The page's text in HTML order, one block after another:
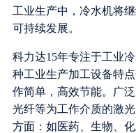
工业生产中，冷水机将
可持续发展。
科力达15年专注于工业
种工业生产加工设备特
作简单，高效节能。广
光纤等为工作介质的激
方面：如医药、生物、